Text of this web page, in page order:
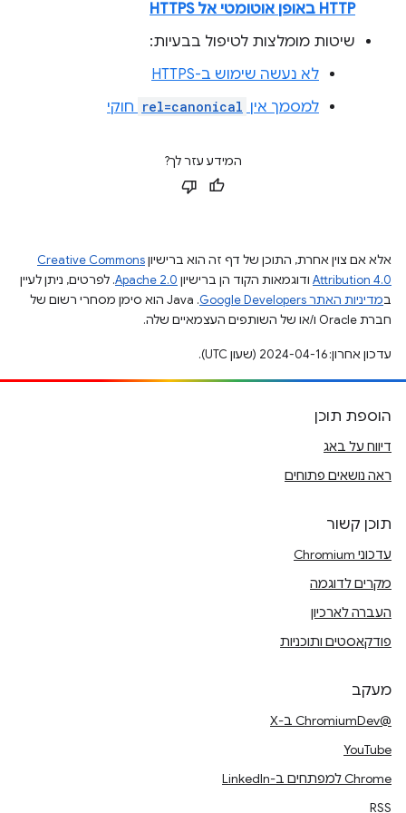
HTTP באופן אוטומטי אל HTTPS
שיטות מומלצות לטיפול בבעיות:
לא נעשה שימוש ב-HTTPS
למסמך אין rel=canonical חוקי
המידע עזר לך?
אלא אם צוין אחרת, התוכן של דף זה הוא ברישיוןCreative Commons
Attribution 4.0 ודוגמאות הקוד הן ברישיון Apache 2.0. לפרטים, ניתן לעיין
במדיניות האתר Google Developers‏
.‏ Java הוא סימן מסחרי רשום של
חברת Oracle ו/או של השותפים העצמאיים שלה.
עדכון אחרון: 2024-04-16 (שעון UTC).
הוספת תוכן
דיווח על באג
ראה נושאים פתוחים
תוכן קשור
עדכוני Chromium
מקרים לדוגמה
העברה לארכיון
פודקאסטים ותוכניות
מעקב
@ChromiumDev ב-X
YouTube
Chrome למפתחים ב-LinkedIn
RSS